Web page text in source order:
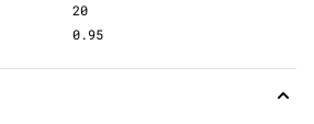
20
0.95